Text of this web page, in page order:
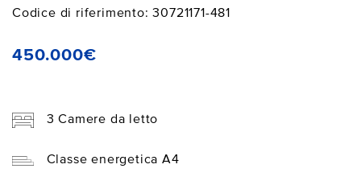
Codice di riferimento: 30721171-481
450.000€
3 Camere da letto
Classe energetica A4